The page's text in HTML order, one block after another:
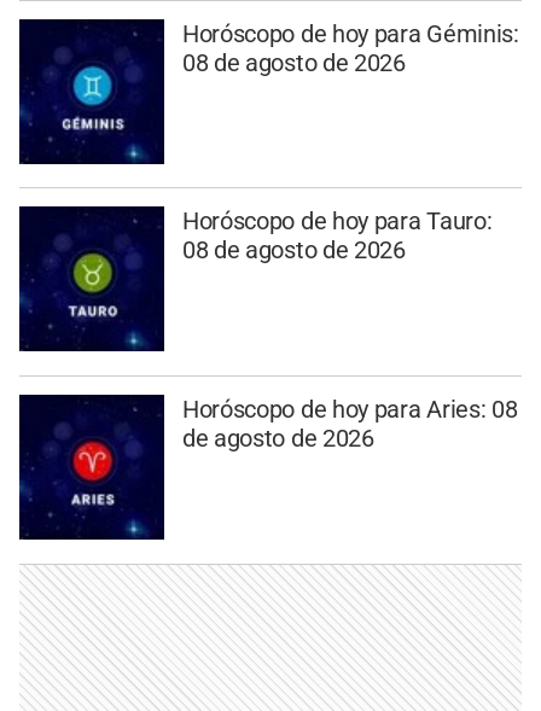
Horóscopo de hoy para Géminis:
08 de agosto de 2026
Horóscopo de hoy para Tauro:
08 de agosto de 2026
Horóscopo de hoy para Aries: 08
de agosto de 2026